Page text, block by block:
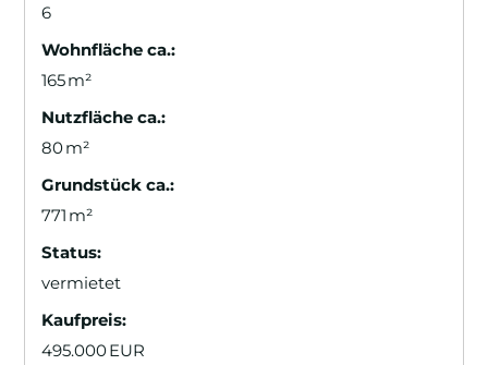
6
Wohnfläche ca.:
165 m²
Nutzfläche ca.:
80 m²
Grund­stück ca.:
771 m²
Status:
vermietet
Kaufpreis:
495.000 EUR